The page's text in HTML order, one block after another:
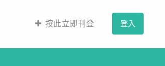
按此立即刊登 登入